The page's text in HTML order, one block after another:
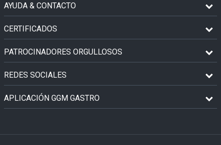
AYUDA & CONTACTO
CERTIFICADOS
PATROCINADORES ORGULLOSOS
REDES SOCIALES
APLICACIÓN GGM GASTRO